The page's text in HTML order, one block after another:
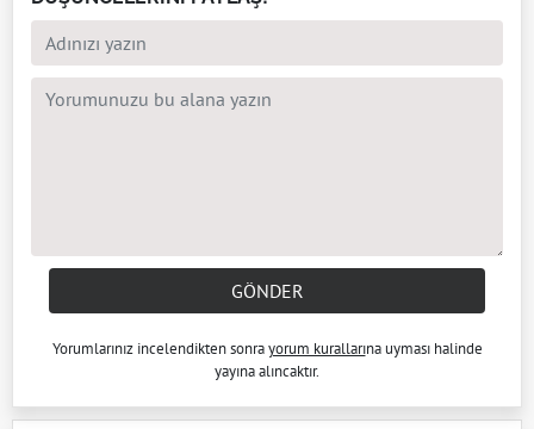
GÖNDER
Yorumlarınız incelendikten sonrayorum kurallarına uyması halinde
yayına alıncaktır.